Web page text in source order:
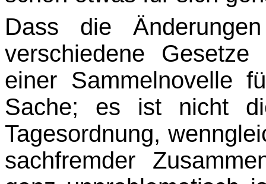
Dass die
verschiedene
einer Sammelnovelle
Sache; es ist nicht
Tagesordnung,
sach­fremder